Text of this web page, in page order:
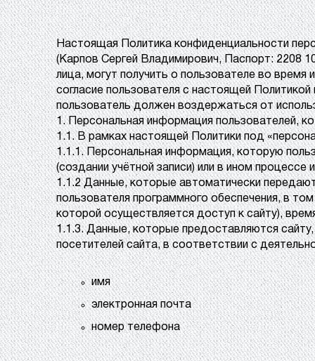
Настоящая Политика конфиденциальности
(Карпов Сергей Владимирович, Паспорт: 2208
лица, могут получить о пользователе во
согласие пользователя с настоящей
пользователь должен воздержаться от
1. Персональная информация пользователей,
1.1. В рамках настоящей Политики под
1.1.1. Персональная информация, которую
(создании учётной записи) или в ином процессе
1.1.2 Данные, которые автоматически
пользователя программного обеспечения, в
которой осуществляется доступ к сайту),
1.1.3. Данные, которые предоставляются
посетителей сайта, в соответствии с
имя
электронная почта
номер телефона